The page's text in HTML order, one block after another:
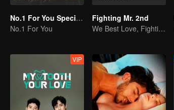
No.1 For You Special Edition
No.1 For You
Fighting Mr. 2nd
We Best Love, Fighting Mr. 2nd.
VIP